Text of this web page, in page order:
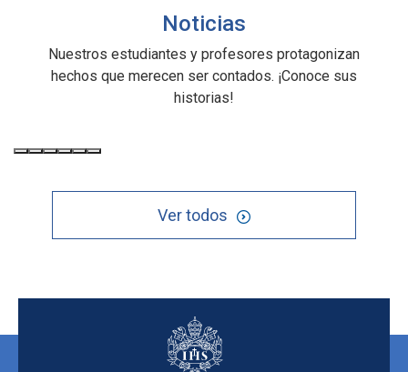
Noticias
Nuestros estudiantes y profesores protagonizan
hechos que merecen ser contados. ¡Conoce sus
historias!
Ver todos